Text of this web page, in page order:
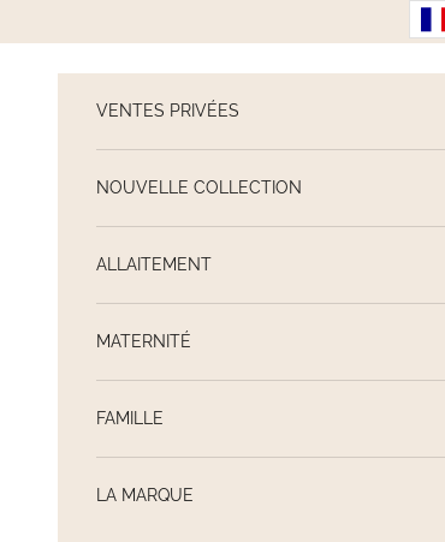
VENTES PRIVÉES
NOUVELLE COLLECTION
ALLAITEMENT
MATERNITÉ
FAMILLE
LA MARQUE